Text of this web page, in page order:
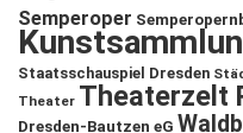
Semperoper
Staatsschauspiel Dresden
Theater Theaterzelt
Dresden-Bautzen eG